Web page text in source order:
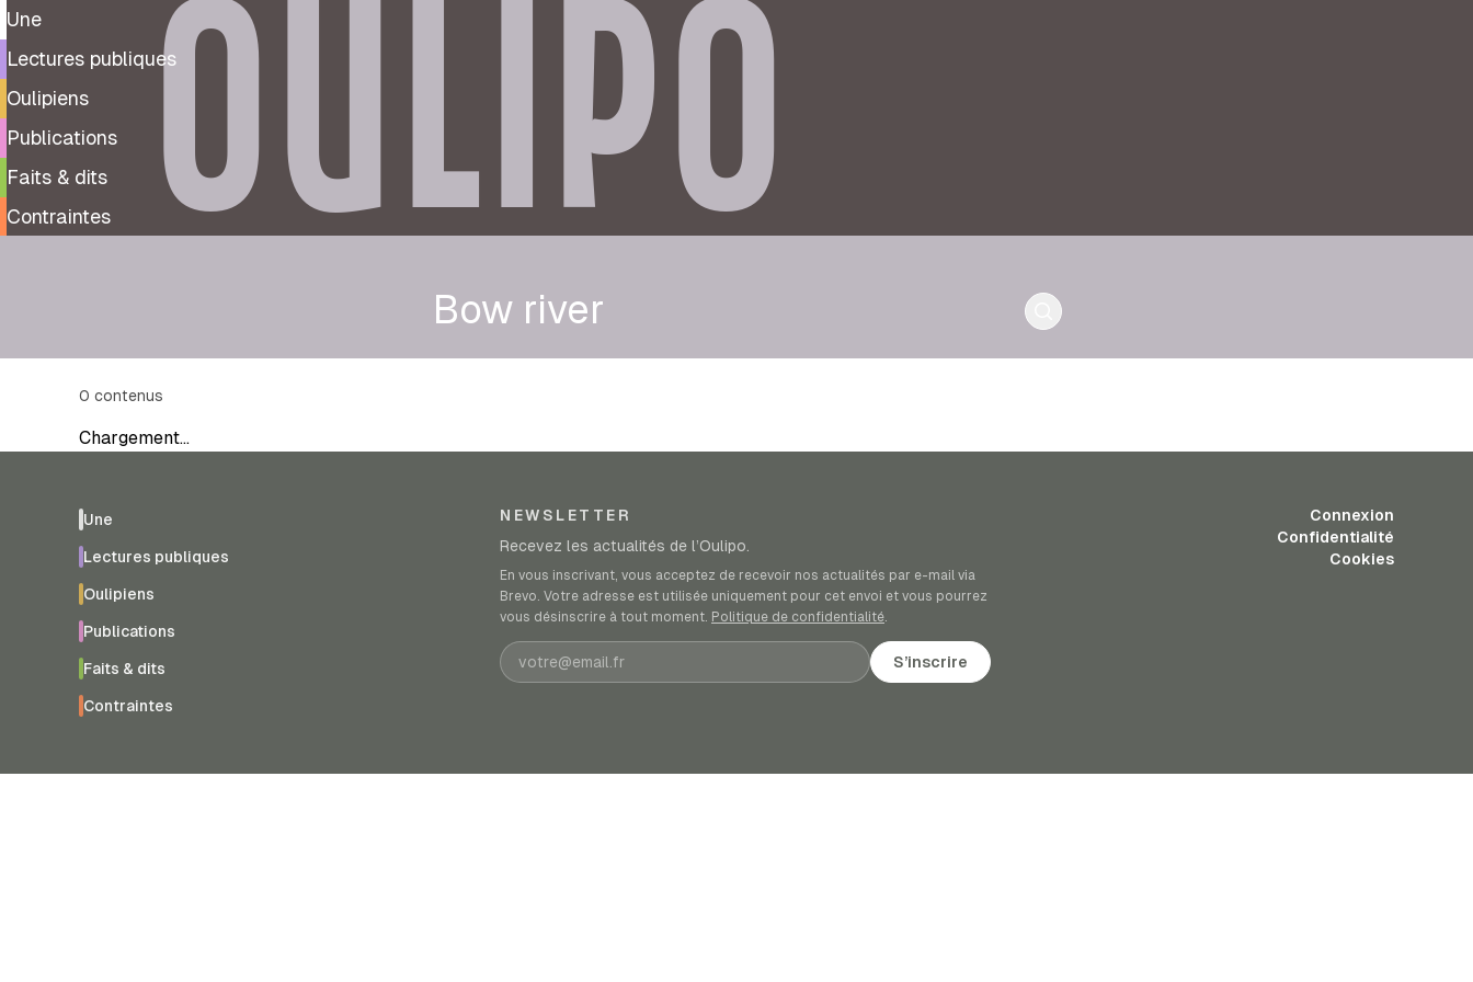
Une
Lectures publiques
Oulipiens
Publications
Faits & dits
Contraintes
OULIPO
Bow river
0 contenus
Chargement…
Une
Lectures publiques
Oulipiens
Publications
Faits & dits
Contraintes
NEWSLETTER
Recevez les actualités de l’Oulipo.
En vous inscrivant, vous acceptez de recevoir nos actualités par e-mail via
Brevo. Votre adresse est utilisée uniquement pour cet envoi et vous pourrez
vous désinscrire à tout moment. Politique de confidentialité.
Adresse e-mail S’inscrire
Connexion
Confidentialité
Cookies